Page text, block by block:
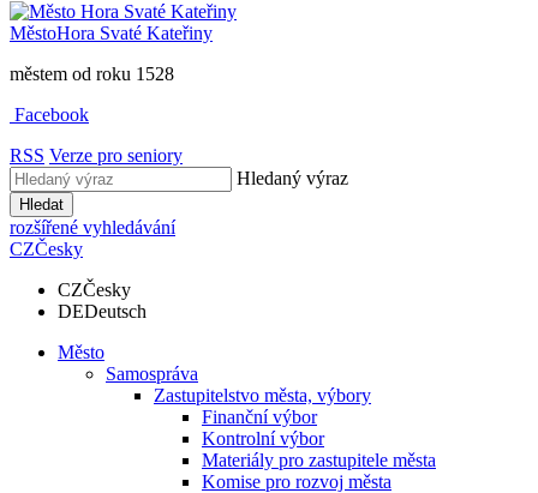
MěstoHora Svaté Kateřiny
městem od roku 1528
Facebook
RSS Verze pro seniory
Hledaný výraz
Hledat
rozšířené vyhledávání
CZČesky
CZČesky
DEDeutsch
Město
Samospráva
Zastupitelstvo města, výbory
Finanční výbor
Kontrolní výbor
Materiály pro zastupitele města
Komise pro rozvoj města